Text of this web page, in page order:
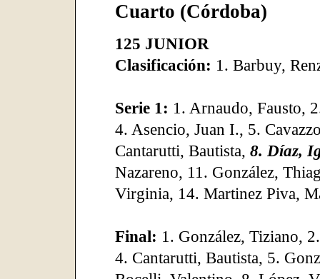
Cuarto (Córdoba)
125 JUNIOR
Clasificación: 1. Barbuy,
Serie 1: 1. Arnaudo, Fausto,
4. Asencio, Juan I., 5.
Cantarutti, Bautista, 8. Díaz,
Nazareno, 11. González,
Virginia, 14. Martinez Piva,
Final: 1. González, Tiziano,
4. Cantarutti, Bautista, 5.